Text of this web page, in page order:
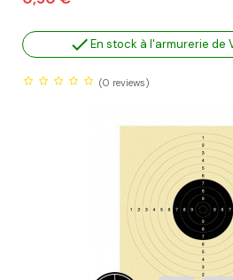
En stock à l'armurerie de
(0 reviews)